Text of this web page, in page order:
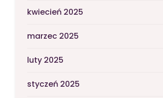
kwiecień 2025
marzec 2025
luty 2025
styczeń 2025